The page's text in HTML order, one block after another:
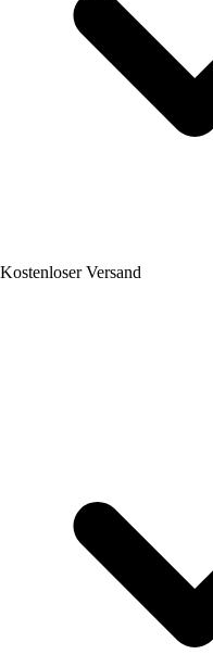
Kostenloser Versand